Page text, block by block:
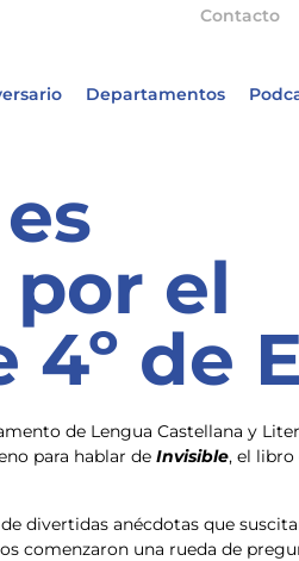
Contacto
Departamentos
el
de
de Lengua Castellana y
para hablar de Invisible, el libro
divertidas anécdotas que
comenzaron una rueda de